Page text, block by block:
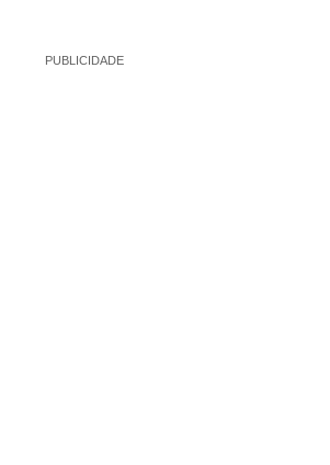
PUBLICIDADE